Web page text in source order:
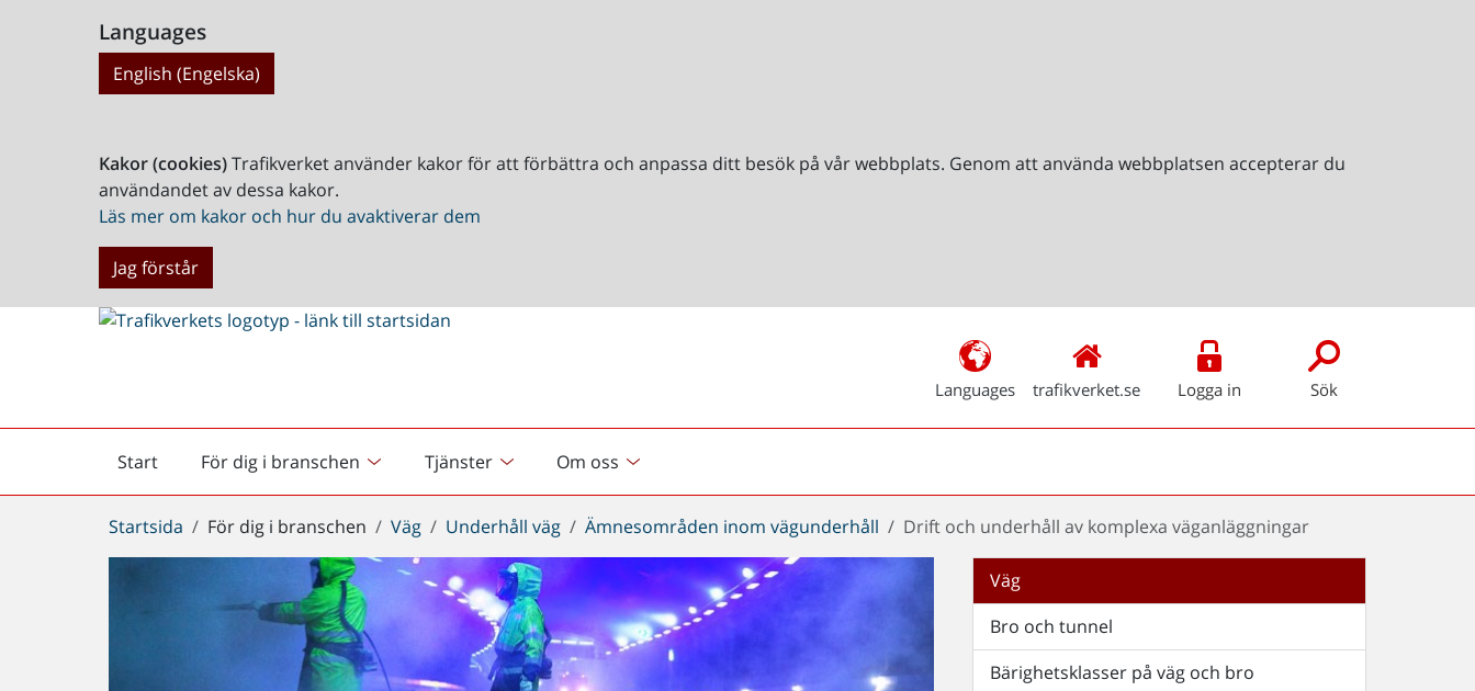
Languages
English (Engelska)
Kakor (cookies)Trafikverket använder kakor för att förbättra och anpassa ditt besök på vår webbplats. Genom att använda webbplatsen accepterar du
användandet av dessa kakor.
Läs mer om kakor och hur du avaktiverar dem
Jag förstår
Languages trafikverket.se Logga in Sök
Start
Startsida För dig i branschen Tjänster Om oss
Du
är
Startsida För dig i branschen Väg Underhåll väg Ämnesområden inom vägunderhåll Drift och underhåll av komplexa väganläggningar
Väg
Bro och tunnel
Bärighetsklasser på väg och bro